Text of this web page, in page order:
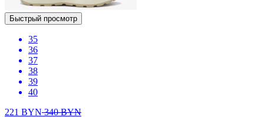
Быстрый просмотр
35
36
37
38
39
40
221 BYN340BYN